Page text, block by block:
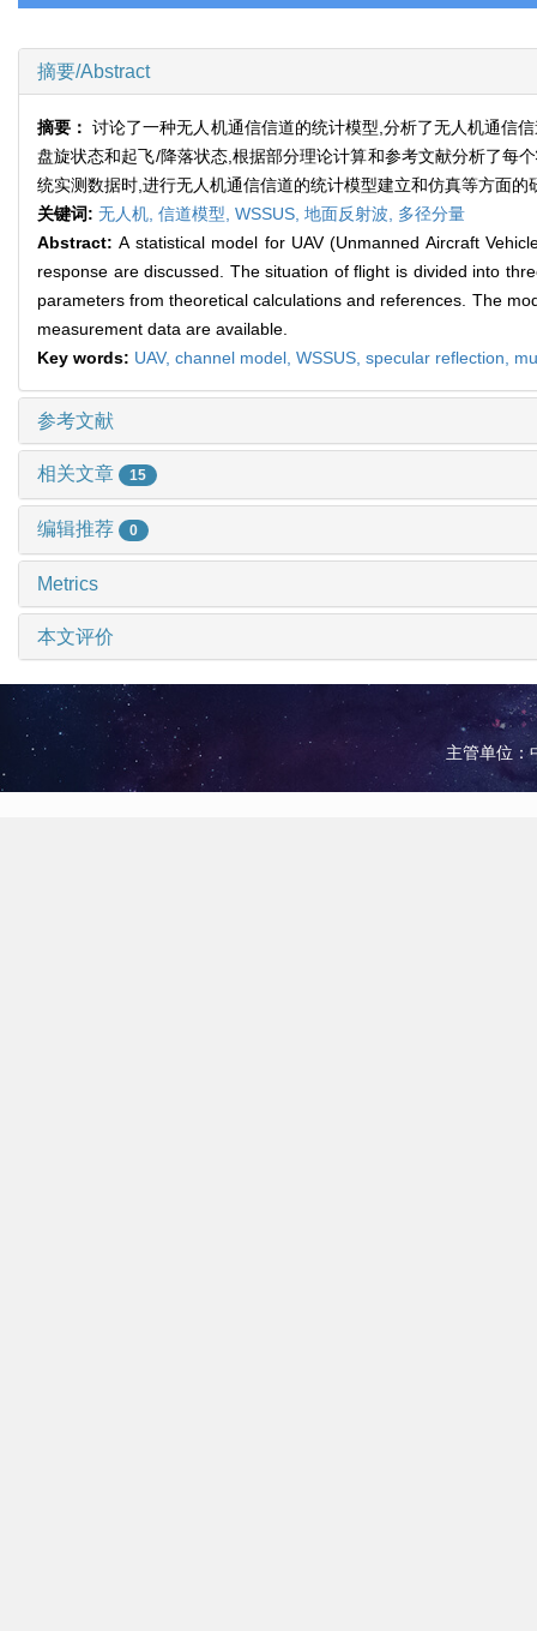
摘要/Abstract
摘要：讨论了一种无人机通信信道的统计模型,分析了无人机通信
盘旋状态和起飞/降落状态,根据部分理论计算和参考文献分析了每
统实测数据时,进行无人机通信信道的统计模型建立和仿真等方面的
关键词: 无人机, 信道模型, WSSUS, 地面反射波, 多径分量
Abstract:A statistical model for UAV (Unmanned Aircraft
response are discussed. The situation of flight is divided into
parameters from theoretical calculations and references. The
measurement data are available.
Key words: UAV, channel model, WSSUS, specular reflection,
参考文献
相关文章 15
编辑推荐 0
Metrics
本文评价
主管单位：